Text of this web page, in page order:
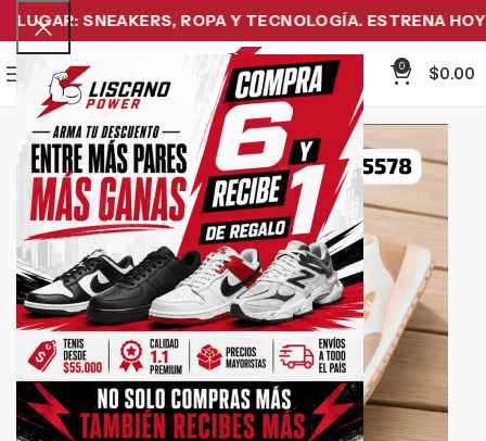
SNEAKERS, ROPA Y TECNOLOGÍA. ESTRENA HOY Y
Menu
0
$0.00
-50%